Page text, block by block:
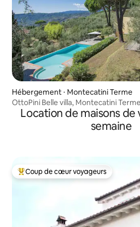
Hébergement ⋅ Montecatini Terme
OttoPini Belle villa, Montecatini Terme
Location de maisons de
semaine
Coups de cœur voyageurs les plus
Coup de cœur voyageurs